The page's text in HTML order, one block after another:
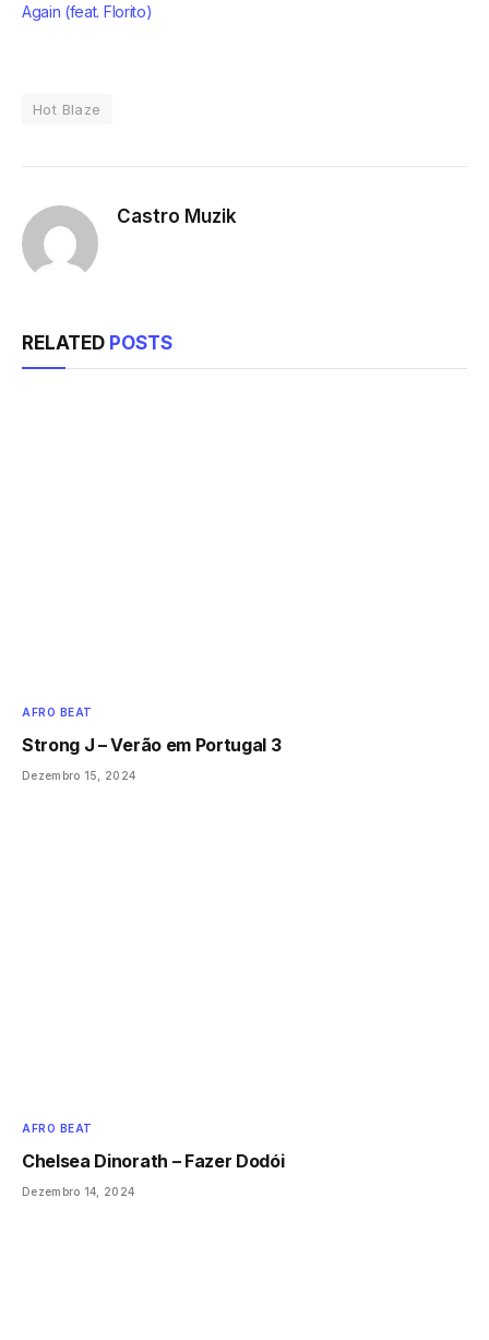
Again (feat. Florito)
Hot Blaze
Castro Muzik
RELATED POSTS
AFRO BEAT
Strong J – Verão em Portugal 3
Dezembro 15, 2024
AFRO BEAT
Chelsea Dinorath – Fazer Dodói
Dezembro 14, 2024